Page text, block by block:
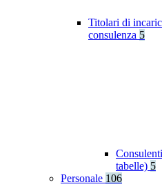
Titolari di
consulenza 5
tabelle) 5
Personale 106